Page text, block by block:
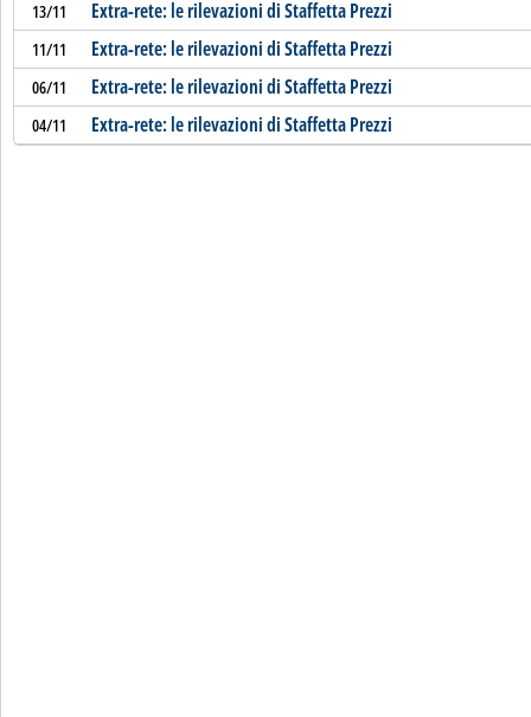
13/11 Extra-rete: le rilevazioni di Staffetta Prezzi
11/11 Extra-rete: le rilevazioni di Staffetta Prezzi
06/11 Extra-rete: le rilevazioni di Staffetta Prezzi
04/11 Extra-rete: le rilevazioni di Staffetta Prezzi